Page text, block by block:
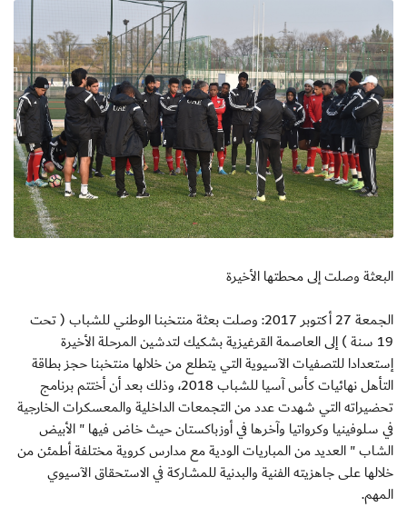
البعثة وصلت إلى محطتها الأخيرة
الجمعة 27 أكتوبر 2017: وصلت بعثة منتخبنا الوطني للشباب ( تحت
19 سنة ) إلى العاصمة القرغيزية بشكيك لتدشين المرحلة الأخيرة
إستعدادا للتصفيات الآسيوية التي يتطلع من خلالها منتخبنا حجز بطاقة
التأهل نهائيات كأس آسيا للشباب 2018، وذلك بعد أن أختتم برنامج
تحضيراته التي شهدت عدد من التجمعات الداخلية والمعسكرات الخارجية
في سلوفينيا وكرواتيا وآخرها في أوزباكستان حيث خاض فيها " الأبيض
الشاب " العديد من المباريات الودية مع مدارس كروية مختلفة أطمئن من
خلالها على جاهزيته الفنية والبدنية للمشاركة في الاستحقاق الآسيوي
المهم.